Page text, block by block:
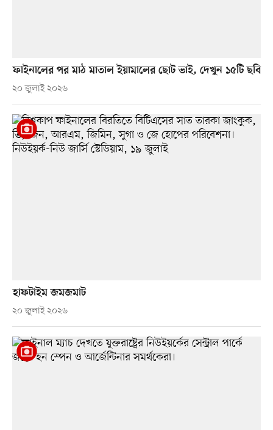
ফাইনালের পর মাঠ মাতাল ইয়ামালের ছোট ভাই, দেখুন ১৫টি ছবি
২০ জুলাই ২০২৬
হাফটাইম জমজমাট
২০ জুলাই ২০২৬